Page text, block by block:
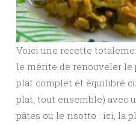
Voici une recette
le mérite de renouveler le
plat complet et équilibré
plat, tout ensemble) avec
pâtes ou le risotto : ici, la